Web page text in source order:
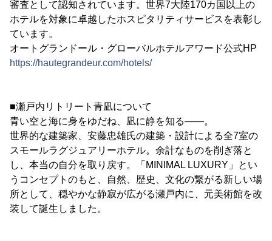
審査として認知されています。世界7大陸170カ国以上の
ホテルを対象に卓越したホスピタリティサービスを表彰し
ています。
オートグランドール・グローバルホテルアワード公式HP
https://hautegrandeur.com/hotels/
■瀬戸内リトリート青凪について
青い空と海に身をゆだね、凪に静を知る――。
世界的な建築家、安藤忠雄氏の建築・設計による全7室の
スモールラグジュアリーホテル。余計なものを削ぎ落と
し、本当の自分を取り戻す。「MINIMAL LUXURY」とい
うコンセプトのもと、自然、歴史、文化の繋がる新しい場
所として、穏やかな静寂が広がる瀬戸内に、元美術館を改
装して誕生しました。